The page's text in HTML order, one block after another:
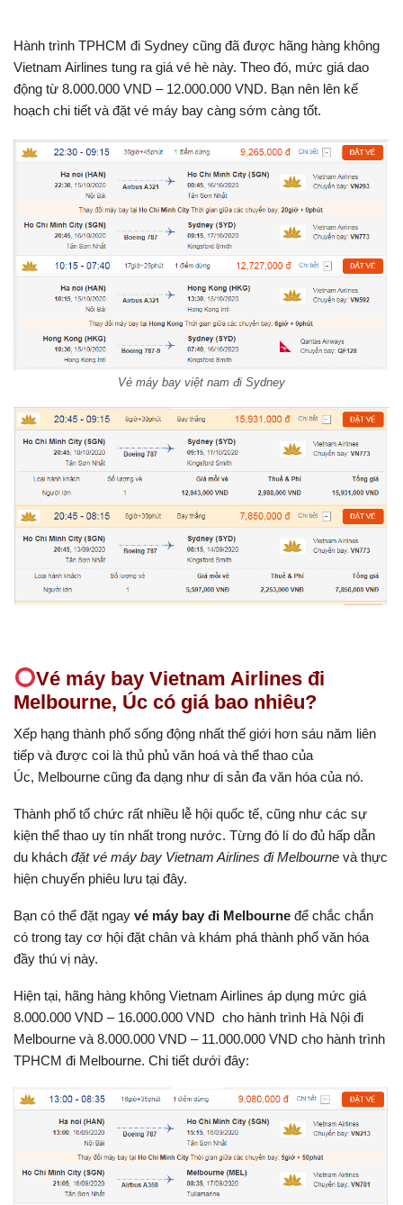
Hành trình TPHCM đi Sydney cũng đã được hãng hàng không
Vietnam Airlines tung ra giá vé hè này. Theo đó, mức giá dao
động từ 8.000.000 VND – 12.000.000 VND. Bạn nên lên kế
hoạch chi tiết và đặt vé máy bay càng sớm càng tốt.
Vé máy bay việt nam đi Sydney
Vé máy bay Vietnam Airlines đi
Melbourne, Úc có giá bao nhiêu?
Xếp hạng thành phố sống động nhất thế giới hơn sáu năm liên
tiếp và được coi là thủ phủ văn hoá và thể thao của
Úc, Melbourne cũng đa dạng như di sản đa văn hóa của nó.
Thành phố tổ chức rất nhiều lễ hội quốc tế, cũng như các sự
kiện thể thao uy tín nhất trong nước. Từng đó lí do đủ hấp dẫn
du khách đặt vé máy bay Vietnam Airlines đi Melbourne và thực
hiện chuyến phiêu lưu tại đây.
Bạn có thể đặt ngay vé máy bay đi Melbourne để chắc chắn
có trong tay cơ hội đặt chân và khám phá thành phố văn hóa
đầy thú vị này.
Hiện tại, hãng hàng không Vietnam Airlines áp dụng mức giá
8.000.000 VND – 16.000.000 VND cho hành trình Hà Nội đi
Melbourne và 8.000.000 VND – 11.000.000 VND cho hành trình
TPHCM đi Melbourne. Chi tiết dưới đây: